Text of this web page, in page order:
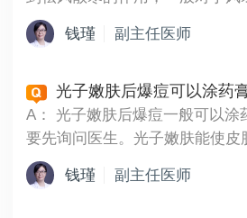
钱瑾 副主任医师
光子嫩肤后爆痘可以涂药
A：
光子嫩肤后爆痘一般可以涂
要先询问医生。光子嫩肤能使皮
钱瑾 副主任医师